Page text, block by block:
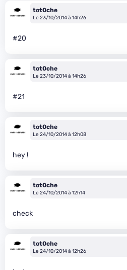
tot0che
Le 23/10/2014 à 14h26
#20
tot0che
Le 23/10/2014 à 14h26
#21
tot0che
Le 24/10/2014 à 12h08
hey !
tot0che
Le 24/10/2014 à 12h14
check
tot0che
Le 24/10/2014 à 12h26